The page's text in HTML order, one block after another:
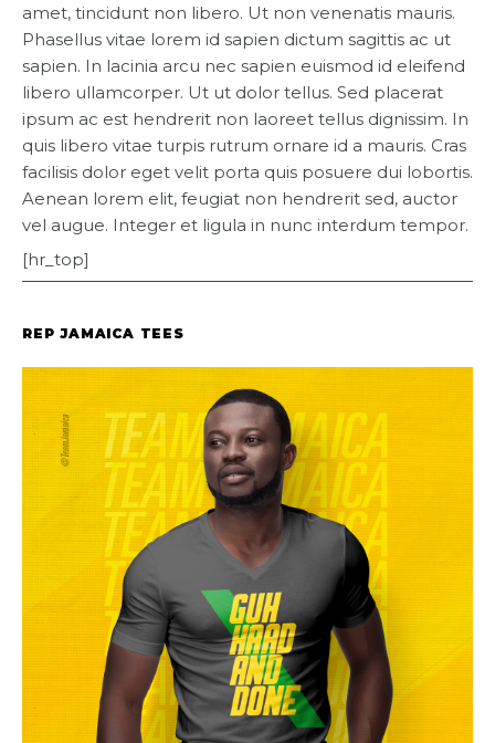
amet, tincidunt non libero. Ut non venenatis mauris.
Phasellus vitae lorem id sapien dictum sagittis ac ut
sapien. In lacinia arcu nec sapien euismod id eleifend
libero ullamcorper. Ut ut dolor tellus. Sed placerat
ipsum ac est hendrerit non laoreet tellus dignissim. In
quis libero vitae turpis rutrum ornare id a mauris. Cras
facilisis dolor eget velit porta quis posuere dui lobortis.
Aenean lorem elit, feugiat non hendrerit sed, auctor
vel augue. Integer et ligula in nunc interdum tempor.
[hr_top]
REP JAMAICA TEES